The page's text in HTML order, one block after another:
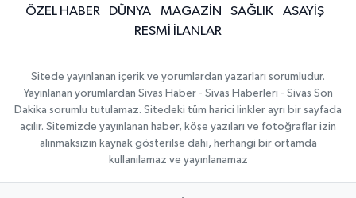
ÖZEL HABER
DÜNYA MAGAZİN SAĞLIK
ASAYİŞ
RESMİ İLANLAR
Sitede yayınlanan içerik ve yorumlardan yazarları sorumludur.
Yayınlanan yorumlardan Sivas Haber - Sivas Haberleri - Sivas Son
Dakika sorumlu tutulamaz. Sitedeki tüm harici linkler ayrı bir sayfada
açılır. Sitemizde yayınlanan haber, köşe yazıları ve fotoğraflar izin
alınmaksızın kaynak gösterilse dahi, herhangi bir ortamda
kullanılamaz ve yayınlanamaz